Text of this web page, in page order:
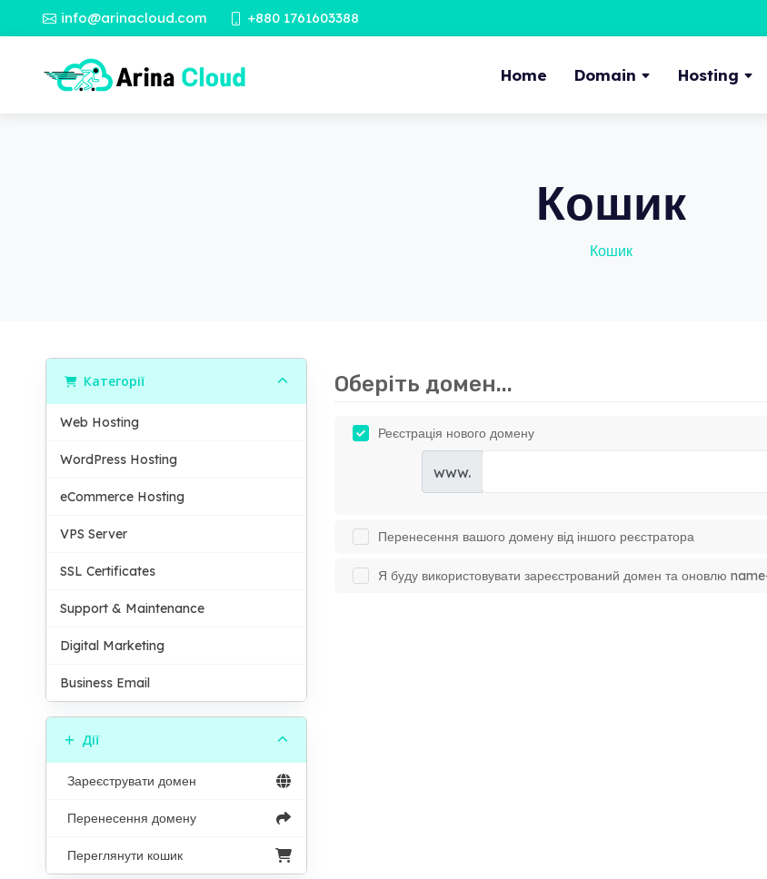
info@arinacloud.com +880 1761603388
Home Domain Hosting
Кошик
Кошик
Категорії
Web Hosting
WordPress Hosting
eCommerce Hosting
VPS Server
SSL Certificates
Support & Maintenance
Digital Marketing
Business Email
Дії
Зареєструвати домен
Перенесення домену
Переглянути кошик
Оберіть домен...
Реєстрація нового домену
www.
Перенесення вашого домену від іншого реєстратора
Я буду використовувати зареєстрований домен та оновлю